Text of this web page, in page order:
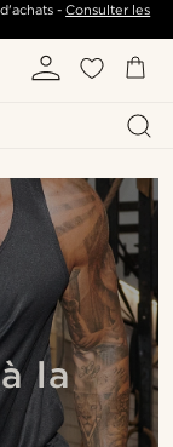
-Consulter les
la